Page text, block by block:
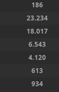
186
23.234
18.017
6.543
4.120
613
934